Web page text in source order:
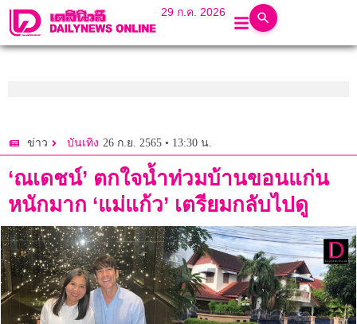
29 ก.ค. 2026
ข่าว บันเทิง 26 ก.ย. 2565 • 13:30 น.
‘ณเดชน์’ ตกใจน้ำท่วมบ้านขอนแก่น
หนักมาก ‘แม่แก้ว’ เตรียมกลับไปดู